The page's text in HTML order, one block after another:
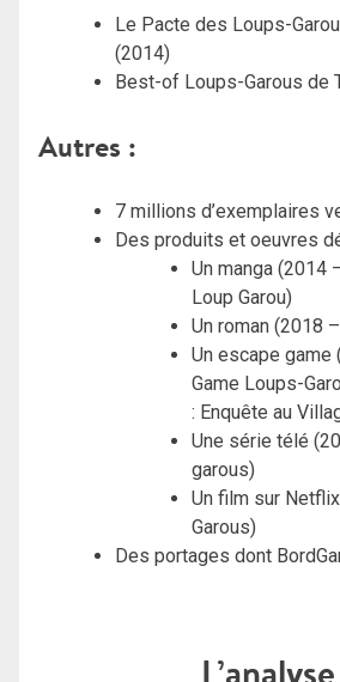
Le Pacte des Loups-
(2014)
Best-of Loups-Garous de
Autres :
7 millions d’exemplaires
Des produits et oeuvres
Un manga (2014
Loup Garou)
Un roman (2018
Un escape game
Game Loups-
: Enquête au
Une série télé
garous)
Un film sur
Garous)
Des portages dont